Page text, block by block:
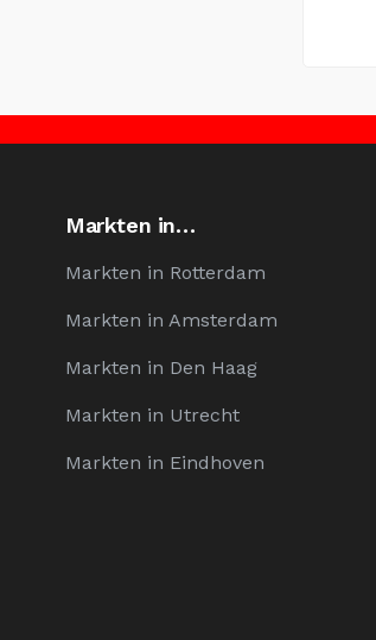
Markten in…
Markten in Rotterdam
Markten in Amsterdam
Markten in Den Haag
Markten in Utrecht
Markten in Eindhoven